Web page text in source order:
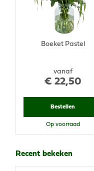
vanaf
€ 22,50
Boeket Pastel
Bestellen
Op voorraad
Recent bekeken